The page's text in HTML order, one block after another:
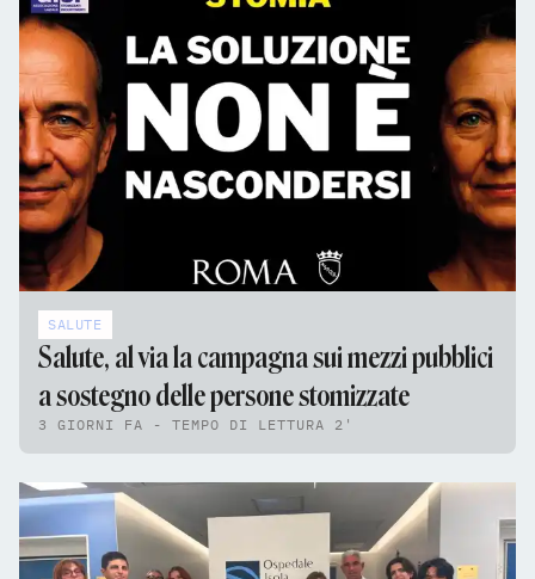
SALUTE
Salute, al via la campagna sui mezzi pubblici
a sostegno delle persone stomizzate
3 GIORNI FA - TEMPO DI LETTURA 2'